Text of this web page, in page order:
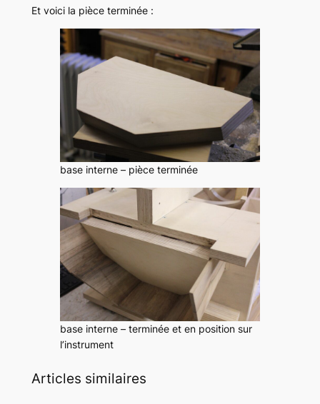
Et voici la pièce terminée :
base interne – pièce terminée
base interne – terminée et en position sur
l’instrument
Articles similaires